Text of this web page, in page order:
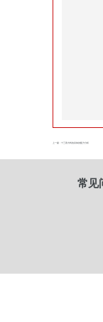
上一篇 : 十三香大料的具体的配方分析
常见